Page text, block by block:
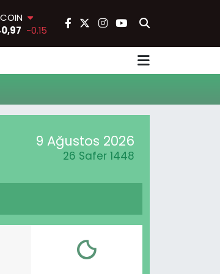
-0.15
0.38
9 Ağustos 2026
26 Safer 1448